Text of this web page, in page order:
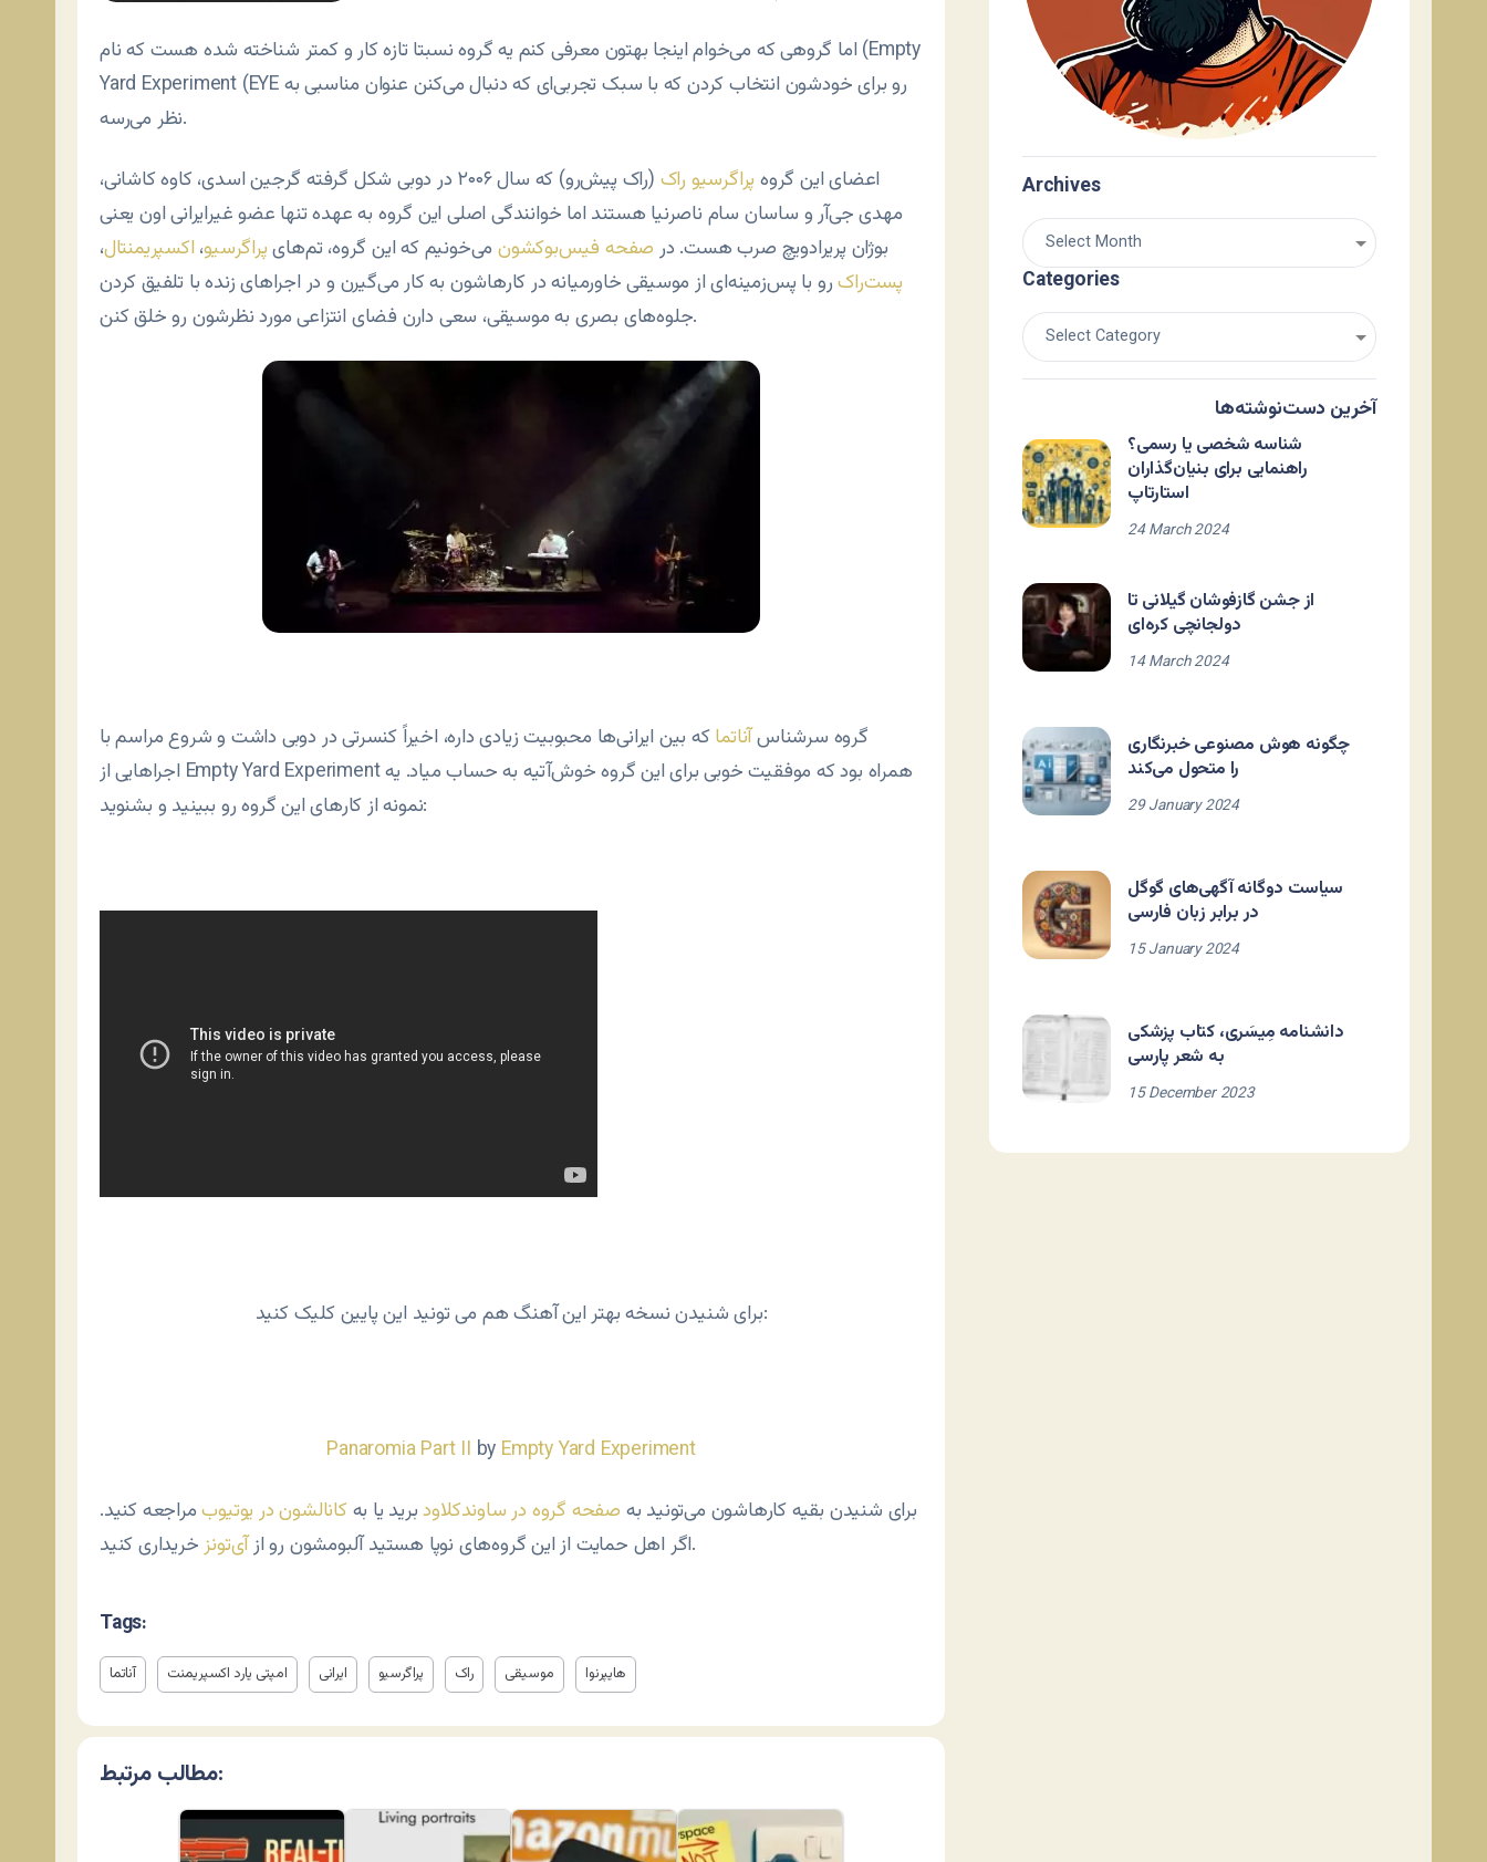
اما گروهی که می‌خوام اینجا بهتون معرفی کنم یه گروه نسبتا تازه کار و کمتر شناخته شده هست که نام (Empty
Yard Experiment (EYE رو برای خودشون انتخاب کردن که با سبک تجربی‌ای که دنبال می‌کنن عنوان مناسبی به
نظر می‌رسه.
اعضای این گروه پراگرسیو راک
(راک پیش‌رو) که سال ۲۰۰۶ در دوبی شکل گرفته گرجین اسدی، کاوه کاشانی،
مهدی جی‌آر و ساسان سام ناصرنیا هستند اما خوانندگی اصلی این گروه به عهده تنها عضو غیرایرانی اون یعنی
بوژان پریرادویچ صرب هست. در صفحه فیس‌بوکشونمی‌خونیم که این گروه، تم‌هایپراگرسیو، اکسپریمنتال،
پست‌راکرو با پس‌زمینه‌ای از موسیقی خاورمیانه در کارهاشون به کار می‌گیرن و در اجراهای زنده با تلفیق کردن
جلوه‌های بصری به موسیقی، سعی دارن فضای انتزاعی مورد نظرشون رو خلق کنن.
گروه سرشناسآناتماکه بین ایرانی‌ها محبوبیت زیادی داره، اخیراً کنسرتی در دوبی داشت و شروع مراسم با
اجراهایی از Empty Yard Experiment همراه بود که موفقیت خوبی برای این گروه خوش‌آتیه به حساب میاد. یه
نمونه از کارهای این گروه رو ببینید و بشنوید:
برای شنیدن نسخه بهتر این آهنگ هم می تونید این پایین کلیک کنید:
Panaromia Part II by Empty Yard Experiment
برای شنیدن بقیه کارهاشون می‌تونید به صفحه گروه در ساوندکلاودبرید یا بهکانالشون در یوتیوبمراجعه کنید.
اگر اهل حمایت از این گروه‌های نوپا هستید آلبومشون رو ازآی‌تونز خریداری کنید.
Tags:
آناتما امپتی یارد اکسپریمنت ایرانی پراگرسیو راک موسیقی هایپرنوا
مطالب مرتبط:
Archives
Categories
آخرین دست‌نوشته‌ها
شناسه شخصی یا رسمی؟
راهنمایی برای بنیان‌گذاران
استارتاپ
24 March 2024
از جشن گازفوشان گیلانی تا
دولجانچی کره‌ای
14 March 2024
چگونه هوش مصنوعی خبرنگاری
را متحول می‌کند
29 January 2024
سیاست دوگانه آگهی‌های گوگل
در برابر زبان فارسی
15 January 2024
دانشنامه مِیسَری، کتاب پزشکی
به شعر پارسی
15 December 2023